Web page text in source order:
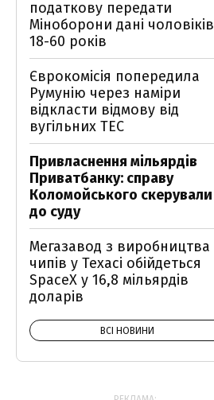
податкову передати
Міноборони дані чоловіків
18-60 років
Єврокомісія попередила
Румунію через наміри
відкласти відмову від
вугільних ТЕС
Привласнення мільярдів
Приватбанку: справу
Коломойського скерували
до суду
Мегазавод з виробництва
чипів у Техасі обійдеться
SpaceX у 16,8 мільярдів
доларів
ВСІ НОВИНИ